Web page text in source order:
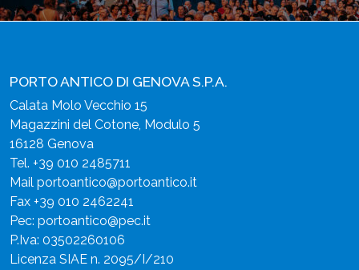
PORTO ANTICO DI GENOVA S.P.A.
Calata Molo Vecchio 15
Magazzini del Cotone, Modulo 5
16128 Genova
Tel. +39 010 2485711
Mail portoantico@portoantico.it
Fax +39 010 2462241
Pec: portoantico@pec.it
P.Iva: 03502260106
Licenza SIAE n. 2095/I/210